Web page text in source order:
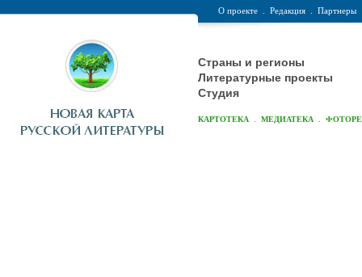
О проекте Редакция Партнеры
Страны и регионы
Литературные проекты
Студия
КАРТОТЕКА МЕДИАТЕКА